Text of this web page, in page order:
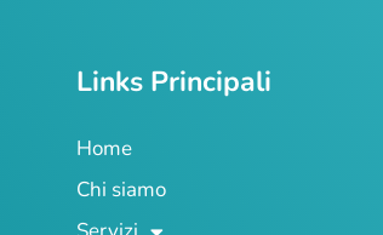
Links Principali
Home
Chi siamo